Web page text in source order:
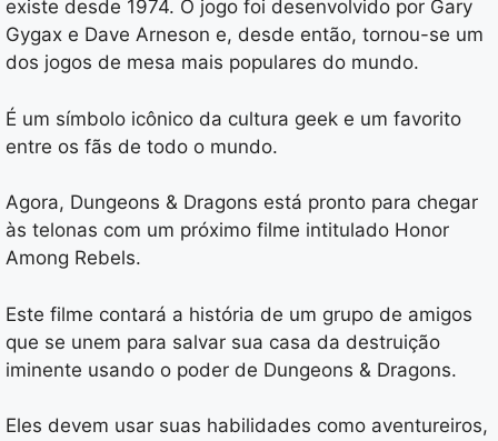
existe desde 1974. O jogo foi desenvolvido por Gary
Gygax e Dave Arneson e, desde então, tornou-se um
dos jogos de mesa mais populares do mundo.
É um símbolo icônico da cultura geek e um favorito
entre os fãs de todo o mundo.
Agora, Dungeons & Dragons está pronto para chegar
às telonas com um próximo filme intitulado Honor
Among Rebels.
Este filme contará a história de um grupo de amigos
que se unem para salvar sua casa da destruição
iminente usando o poder de Dungeons & Dragons.
Eles devem usar suas habilidades como aventureiros,